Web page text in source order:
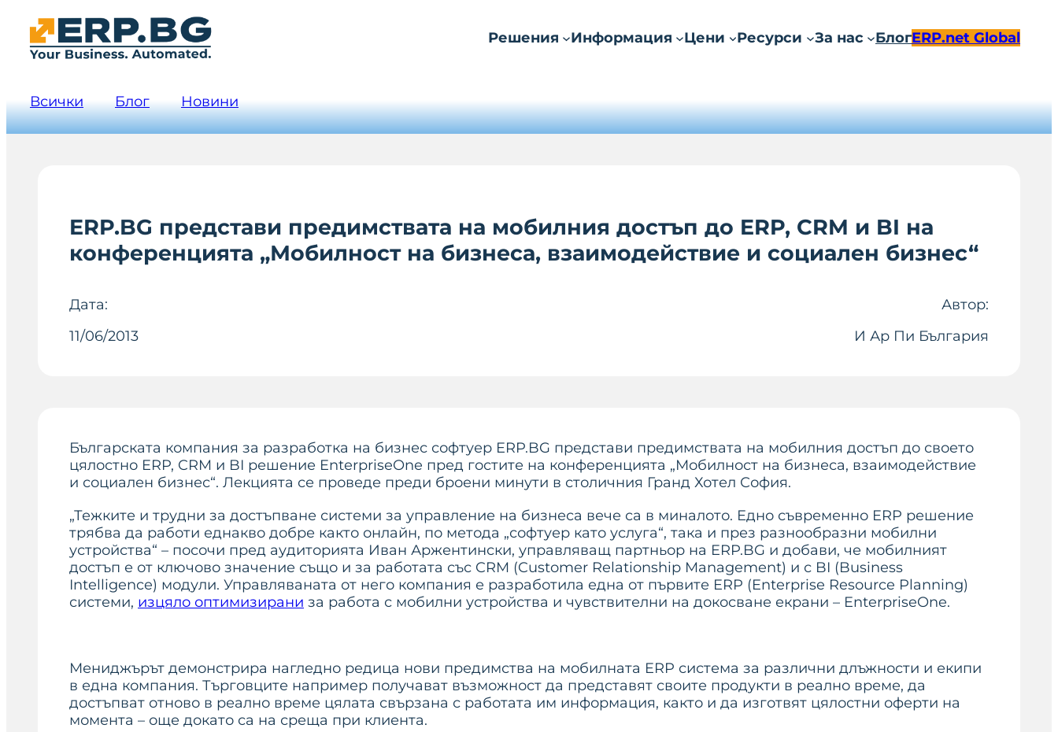
Решения Информация Цени Ресурси За нас БлогERP.net Global
Всички Блог Новини
ERP.BG представи предимствата на мобилния достъп до ERP, CRM и BI на
конференцията „Мобилност на бизнеса, взаимодействие и социален бизнес“
Дата:
11/06/2013
Автор:
И Ар Пи България
Българската компания за разработка на бизнес софтуер ERP.BG представи предимствата на мобилния достъп до своето
цялостно ERP, CRM и BI решение EnterpriseOne пред гостите на конференцията „Мобилност на бизнеса, взаимодействие
и социален бизнес“. Лекцията се проведе преди броени минути в столичния Гранд Хотел София.
„Тежките и трудни за достъпване системи за управление на бизнеса вече са в миналото. Едно съвременно ERP решение
трябва да работи еднакво добре както онлайн, по метода „софтуер като услуга“, така и през разнообразни мобилни
устройства“ – посочи пред аудиторията Иван Аржентински, управляващ партньор на ERP.BG и добави, че мобилният
достъп е от ключово значение също и за работата със CRM (Customer Relationship Management) и с BI (Business
Intelligence) модули. Управляваната от него компания е разработила една от първите ERP (Enterprise Resource Planning)
системи, изцяло оптимизирани за работа с мобилни устройства и чувствителни на докосване екрани – EnterpriseOne.
Мениджърът демонстрира нагледно редица нови предимства на мобилната ERP система за различни длъжности и екипи
в една компания. Търговците например получават възможност да представят своите продукти в реално време, да
достъпват отново в реално време цялата свързана с работата им информация, както и да изготвят цялостни оферти на
момента – още докато са на среща при клиента.